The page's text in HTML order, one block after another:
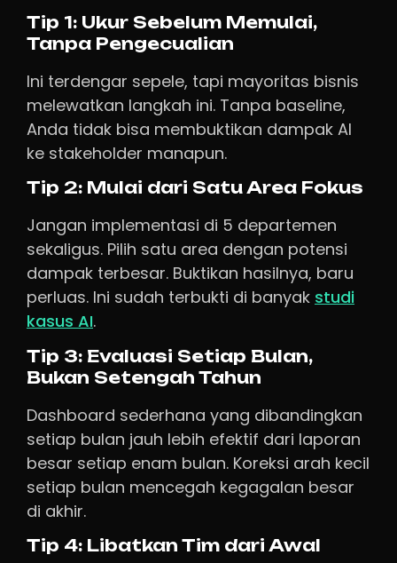
Tip 1: Ukur Sebelum Memulai,
Tanpa Pengecualian
Ini terdengar sepele, tapi mayoritas bisnis
melewatkan langkah ini. Tanpa baseline,
Anda tidak bisa membuktikan dampak AI
ke stakeholder manapun.
Tip 2: Mulai dari Satu Area Fokus
Jangan implementasi di 5 departemen
sekaligus. Pilih satu area dengan potensi
dampak terbesar. Buktikan hasilnya, baru
perluas. Ini sudah terbukti di banyak studi
kasus AI.
Tip 3: Evaluasi Setiap Bulan,
Bukan Setengah Tahun
Dashboard sederhana yang dibandingkan
setiap bulan jauh lebih efektif dari laporan
besar setiap enam bulan. Koreksi arah kecil
setiap bulan mencegah kegagalan besar
di akhir.
Tip 4: Libatkan Tim dari Awal